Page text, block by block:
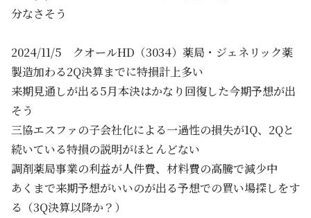
分なさそう
2024/11/5 クオールHD（3034）薬局・ジェネリック薬
製造加わる2Q決算までに特損計上多い
来期見通しが出る5月本決はかなり回復した今期予想が出
そう
三協エスファの子会社化による一過性の損失が1Q、2Qと
続いている特損の説明がほとんどない
調剤薬局事業の利益が人件費、材料費の高騰で減少中
あくまで来期予想がいいのが出る予想での買い場探しをす
る（3Q決算以降か？）